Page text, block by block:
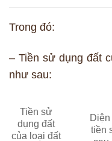
Trong đó:
– Tiền sử dụng đất
như sau:
Tiền sử
dụng đất
của loại đất
tiền